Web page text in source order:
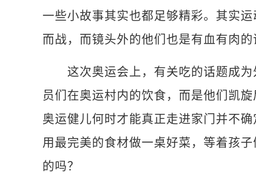
一些小故事其实也都足够精彩。其实
而战，而镜头外的他们也是有血有肉的
这次奥运会上，有关吃的话题成为
员们在奥运村内的饮食，而是他们凯
奥运健儿何时才能真正走进家门并不
用最完美的食材做一桌好菜，等着孩
的吗？